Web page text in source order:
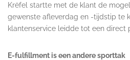
Krëfel startte met de klant de
gewenste afleverdag en -tijdstip te
klantenservice leidde tot een direct
E-fulfillment is een andere sporttak